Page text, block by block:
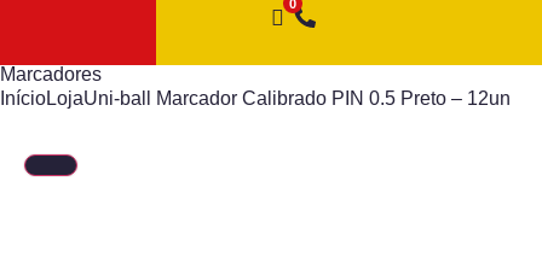
Marcadores
InícioLojaUni-ball Marcador Calibrado PIN 0.5 Preto – 12un